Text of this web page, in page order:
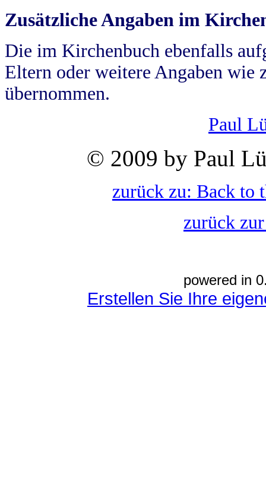
Zusätzliche Angaben im
Die im Kirchenbuch ebenfalls
Eltern oder weitere Angaben wie
übernommen.
Paul
© 2009 by Paul
zurück zu: Back to
zurück
powered in
Erstellen Sie Ihre